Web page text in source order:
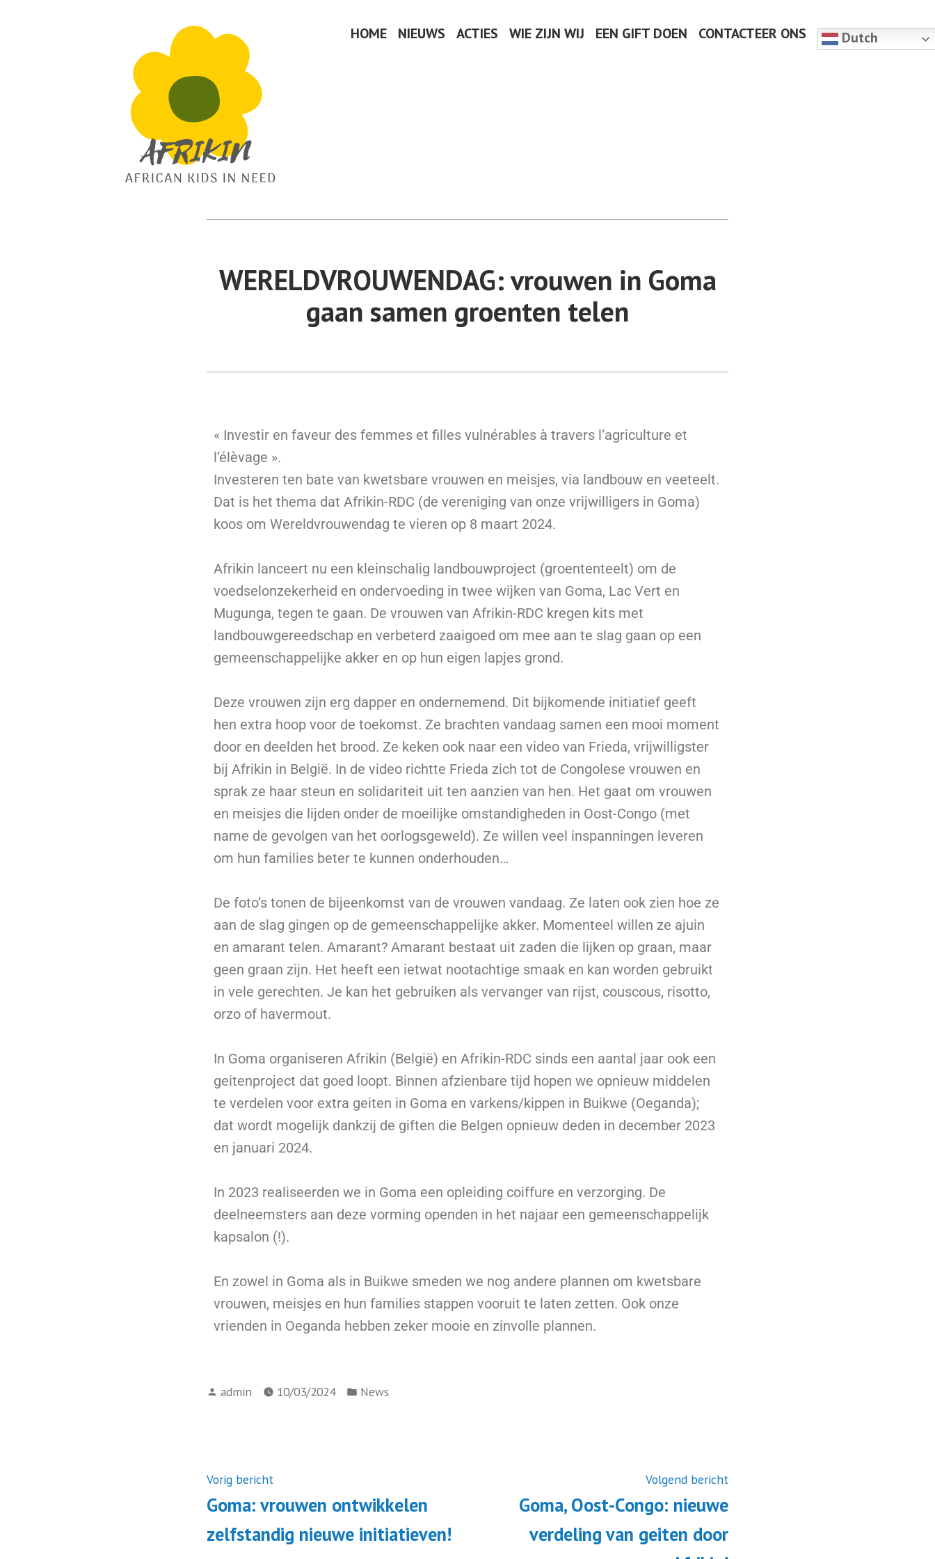
Afrikin
African Kids In Need
HOME NIEUWS ACTIES WIE ZIJN WIJ EEN GIFT DOEN CONTACTEER ONS Dutch
WERELDVROUWENDAG: vrouwen in Goma
gaan samen groenten telen
« Investir en faveur des femmes et filles vulnérables à travers l’agriculture et
l’élèvage ».
Investeren ten bate van kwetsbare vrouwen en meisjes, via landbouw en veeteelt.
Dat is het thema dat Afrikin-RDC (de vereniging van onze vrijwilligers in Goma)
koos om Wereldvrouwendag te vieren op 8 maart 2024.
Afrikin lanceert nu een kleinschalig landbouwproject (groententeelt) om de
voedselonzekerheid en ondervoeding in twee wijken van Goma, Lac Vert en
Mugunga, tegen te gaan. De vrouwen van Afrikin-RDC kregen kits met
landbouwgereedschap en verbeterd zaaigoed om mee aan te slag gaan op een
gemeenschappelijke akker en op hun eigen lapjes grond.
Deze vrouwen zijn erg dapper en ondernemend. Dit bijkomende initiatief geeft
hen extra hoop voor de toekomst. Ze brachten vandaag samen een mooi moment
door en deelden het brood. Ze keken ook naar een video van Frieda, vrijwilligster
bij Afrikin in België. In de video richtte Frieda zich tot de Congolese vrouwen en
sprak ze haar steun en solidariteit uit ten aanzien van hen. Het gaat om vrouwen
en meisjes die lijden onder de moeilijke omstandigheden in Oost-Congo (met
name de gevolgen van het oorlogsgeweld). Ze willen veel inspanningen leveren
om hun families beter te kunnen onderhouden…
De foto’s tonen de bijeenkomst van de vrouwen vandaag. Ze laten ook zien hoe ze
aan de slag gingen op de gemeenschappelijke akker. Momenteel willen ze ajuin
en amarant telen. Amarant? Amarant bestaat uit zaden die lijken op graan, maar
geen graan zijn. Het heeft een ietwat nootachtige smaak en kan worden gebruikt
in vele gerechten. Je kan het gebruiken als vervanger van rijst, couscous, risotto,
orzo of havermout.
In Goma organiseren Afrikin (België) en Afrikin-RDC sinds een aantal jaar ook een
geitenproject dat goed loopt. Binnen afzienbare tijd hopen we opnieuw middelen
te verdelen voor extra geiten in Goma en varkens/kippen in Buikwe (Oeganda);
dat wordt mogelijk dankzij de giften die Belgen opnieuw deden in december 2023
en januari 2024.
In 2023 realiseerden we in Goma een opleiding coiffure en verzorging. De
deelneemsters aan deze vorming openden in het najaar een gemeenschappelijk
kapsalon (!).
En zowel in Goma als in Buikwe smeden we nog andere plannen om kwetsbare
vrouwen, meisjes en hun families stappen vooruit te laten zetten. Ook onze
vrienden in Oeganda hebben zeker mooie en zinvolle plannen.
admin 10/03/2024 News
Vorig bericht
Goma: vrouwen ontwikkelen
zelfstandig nieuwe initiatieven!
Volgend bericht
Goma, Oost-Congo: nieuwe
verdeling van geiten door